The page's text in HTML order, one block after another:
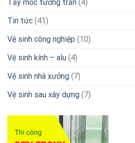
Tẩy mốc tường trần (4)
Tin tức (41)
Vệ sinh công nghiệp (10)
Vệ sinh kính – alu (4)
Vệ sinh nhà xưởng (7)
Vệ sinh sau xây dựng (7)